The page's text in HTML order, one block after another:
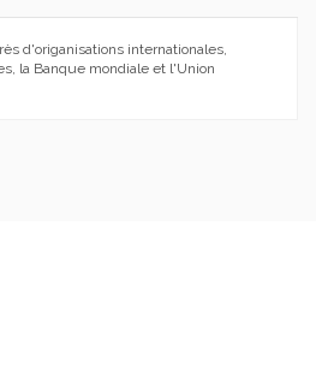
d'origanisations internationales,
la Banque mondiale et l'Union